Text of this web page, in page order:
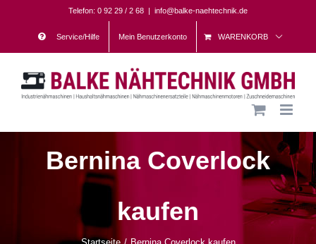
content
Telefon: 0 92 29 / 2 68 | info@balke-naehtechnik.de
Service/Hilfe Mein Benutzerkonto WARENKORB
Bernina Coverlock
kaufen